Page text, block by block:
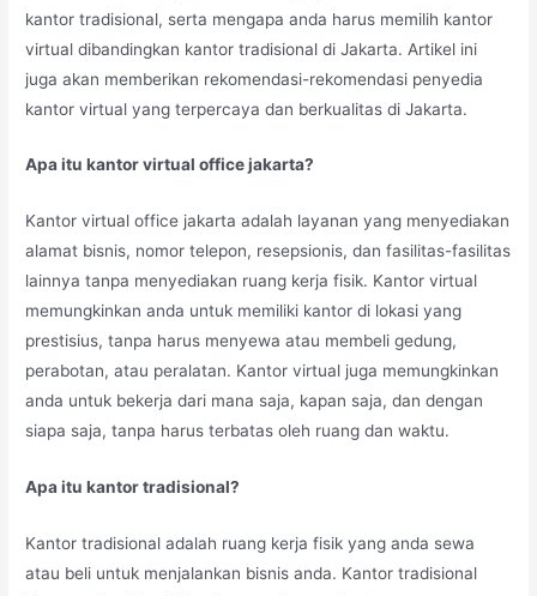
kantor tradisional, serta mengapa anda harus memilih kantor
virtual dibandingkan kantor tradisional di Jakarta. Artikel ini
juga akan memberikan rekomendasi-rekomendasi penyedia
kantor virtual yang terpercaya dan berkualitas di Jakarta.
Apa itu kantor virtual office jakarta?
Kantor virtual office jakarta adalah layanan yang menyediakan
alamat bisnis, nomor telepon, resepsionis, dan fasilitas-fasilitas
lainnya tanpa menyediakan ruang kerja fisik. Kantor virtual
memungkinkan anda untuk memiliki kantor di lokasi yang
prestisius, tanpa harus menyewa atau membeli gedung,
perabotan, atau peralatan. Kantor virtual juga memungkinkan
anda untuk bekerja dari mana saja, kapan saja, dan dengan
siapa saja, tanpa harus terbatas oleh ruang dan waktu.
Apa itu kantor tradisional?
Kantor tradisional adalah ruang kerja fisik yang anda sewa
atau beli untuk menjalankan bisnis anda. Kantor tradisional